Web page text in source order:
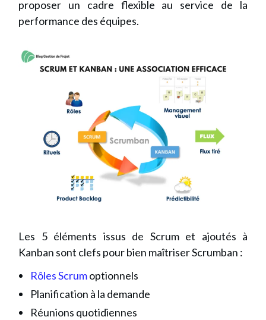
proposer un cadre flexible au service de la
performance des équipes.
Les 5 éléments issus de Scrum et ajoutés à
Kanban sont clefs pour bien maîtriser Scrumban :
Rôles Scrumoptionnels
Planification à la demande
Réunions quotidiennes